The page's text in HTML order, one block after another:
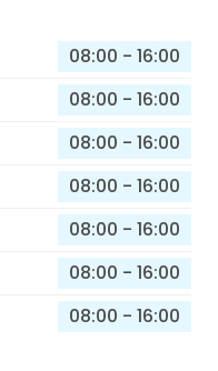
08:00 - 16:00
08:00 - 16:00
08:00 - 16:00
08:00 - 16:00
08:00 - 16:00
08:00 - 16:00
08:00 - 16:00